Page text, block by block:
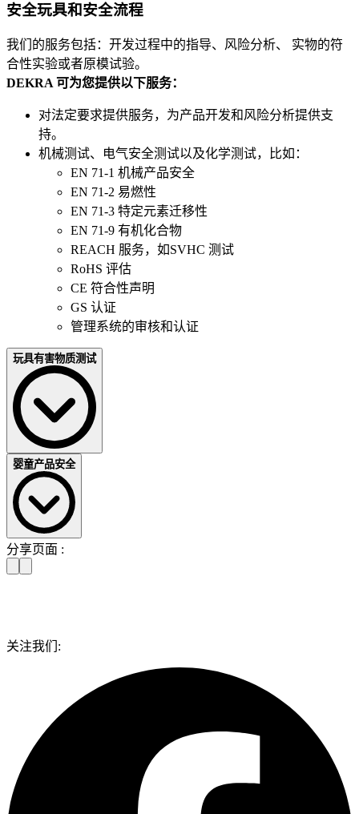
安全玩具和安全流程
我们的服务包括：开发过程中的指导、风险分析、 实物的符
合性实验或者原模试验。
DEKRA 可为您提供以下服务：
对法定要求提供服务，为产品开发和风险分析提供支
持。
机械测试、电气安全测试以及化学测试，比如：
EN 71-1 机械产品安全
EN 71-2 易燃性
EN 71-3 特定元素迁移性
EN 71-9 有机化合物
REACH 服务，如SVHC 测试
RoHS 评估
CE 符合性声明
GS 认证
管理系统的审核和认证
玩具有害物质测试
有害物质管理、可持续性发展和环保生产
无论是在欧盟内部还是全球市场进行产品出口、生产或贸易，
我们都能为您提供产品的化学安全测试服务。除了有害物质测
试外，我们还可以为您提供可持续性发展方面的服务，以及助
您进行益于环境的环保生产。
试。
电动玩具和儿童用品的 RoHS 测试
PAHs多环芳烃分析(AfPS GS 2014:01)
美国消费品安全委员会 (CPSC) / 消费品安全改进法
(CPSIA)（铅、邻苯二甲酸盐）
可持续性产品 — 关注产品生命周期
我们的专家将非常乐意为您提供建议，欢迎随时联系我们。
婴童产品安全
为孩子营造一个安全的环境
DEKRA 为以下产品提供测试服务：
EN 716 家用童床和折叠床
EN 12227 婴儿围栏
EN 14988 儿童高脚椅
EN 12221 婴儿换洗台
EN 1930 安全护栏和防护门
分享页面 :
关注我们: